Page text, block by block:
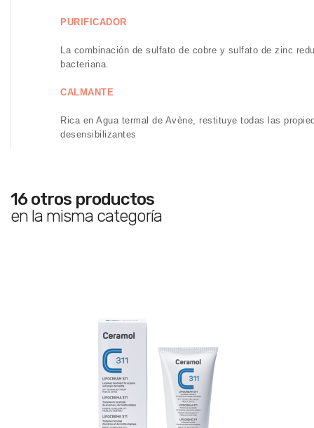
PURIFICADOR
La combinación de sulfato de cobre y sulfato de zinc
bacteriana.
CALMANTE
Rica en Agua termal de Avène, restituye todas las
desensibilizantes
16 otros productos
en la misma categoría